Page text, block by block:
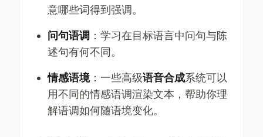
意哪些词得到强调。
问句语调 ：学习在目标语言中问句与陈
述句有何不同。
情感语境：一些高级语音合成系统可以
用不同的情感语调渲染文本，帮助你理
解语调如何随语境变化。